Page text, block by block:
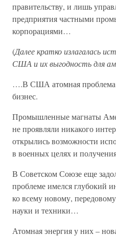
правительству, и лишь
предприятия частными
корпорациями…
(Далее кратко излагалась
США и их выгодность для
….В США атомная
бизнес.
Промышленные магнаты
не проявляли никакого
открылись возможности
в военных целях и
В Советском Союзе еще
проблеме имелся глубокий
ко всему новому,
науки и техники…
Атомная энергия у них –